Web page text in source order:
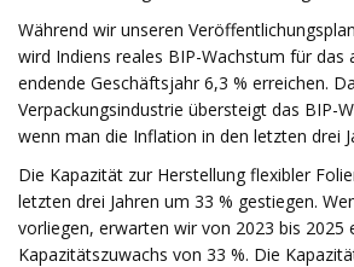
Während wir unseren
wird Indiens reales BIP-Wachstum für das
endende Geschäftsjahr 6,3 % erreichen.
Verpackungsindustrie übersteigt das BIP-
wenn man die Inflation in den letzten drei
Die Kapazität zur Herstellung flexibler
letzten drei Jahren um 33 % gestiegen.
vorliegen, erwarten wir von 2023 bis 2025
Kapazitätszuwachs von 33 %. Die